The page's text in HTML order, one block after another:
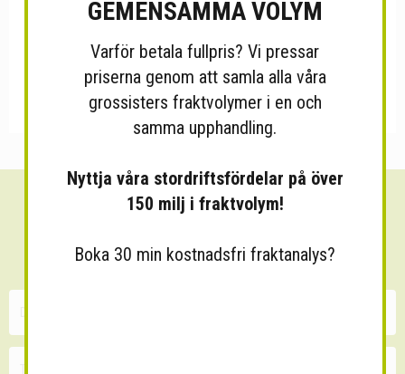
Sänk dina fraktkostnader!
30 minuters kostnadsfri konsultation
GEMENSAMMA VOLYM
Varför betala fullpris? Vi pressar
priserna genom att samla alla våra
grossisters fraktvolymer i en och
samma upphandling.
Nyttja våra stordriftsfördelar på över
150 milj i fraktvolym!
Boka 30 min kostnadsfri fraktanalys?